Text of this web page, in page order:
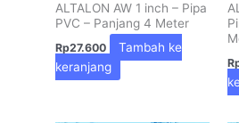
ALTALON AW 1 inch – Pipa
PVC – Panjang 4 Meter
Rp27.600
Tambah ke
keranjang